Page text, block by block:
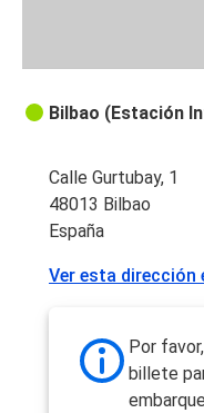
Bilbao (Estación
Calle Gurtubay, 1
48013 Bilbao
España
Ver esta dirección
Por
billete